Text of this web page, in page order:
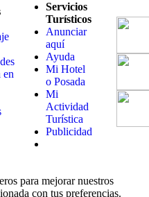
en
Servicios
Turísticos
Anunciar
aquí
Ayuda
Mi Hotel
o Posada
Mi
Actividad
Turística
Publicidad
para mejorar nuestros
con tus preferencias.